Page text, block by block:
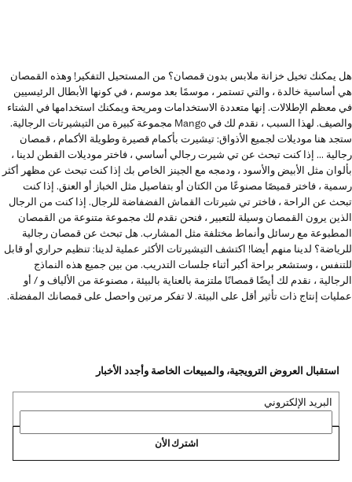
هل يمكنك تخيل خزانة ملابس بدون قمصان؟ من المستحيل التفكير! وهذه القمصان
هي أساسية خالدة ، والتي تستمر ، موسمًا بعد موسم ، في كونها الأبطال الرئيسيين
في معظم الإطلالات. إنها متعددة الاستخدامات ومريحة ويمكنك استخدامها في الشتاء
والصيف. لهذا السبب ، نقدم لك في Mango مجموعة كبيرة من التيشيرتات الرجالية.
ستجد هنا موديلات لجميع الأذواق: تيشيرت بأكمام قصيرة وطويلة الأكمام ، قمصان
رجالية ... إذا كنت تبحث عن تي شيرت رجالي أساسي ، فاختر موديلات القطن لدينا ،
بألوان مثل الأبيض والأسود ، ودمجه مع الجينز الخاص بك إذا كنت تبحث عن مظهر أكثر
رسمية ، فاختر قميصًا مصنوعًا من الكتان أو بتفاصيل مثل الخباز أو العنق. إذا كنت
تبحث عن الراحة ، فاختر تي شيرتات القماش الفضفاضة للرجال. إذا كنت من الرجال
الذين يرون القمصان وسيلة للتعبير ، فنحن نقدم لك مجموعة متنوعة من القمصان
المطبوعة مع رسائل وأنماط مختلفة مثل المشارب. هل تبحث عن قمصان رجالية
للرياضة؟ لدينا منهم أيضا! اكتشف التيشيرتات الأكثر عملية لدينا: تنظيم حراري أو قابل
للتنفس ، وستشعر براحة أكبر أثناء جلسات التدريب. من بين جميع هذه النماذج
الرجالية ، نقدم لك أيضًا قمصانًا ملتزمة بالعناية بالبيئة ، مصنوعة من الألياف و / أو
عمليات إنتاج ذات تأثير أقل على البيئة. لا تفكر مرتين واحصل على قمصانك المفضلة.
استقبال العروض الترويجية، والمبيعات الخاصة وأجدد الأخبار
البريد الإلكتروني
اشترك الأن